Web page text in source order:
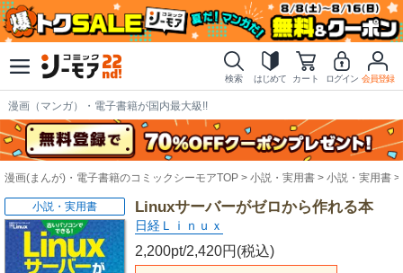
検索 はじめて カート ログイン 会員登録
漫画（マンガ）・電子書籍が国内最大級!!
漫画(まんが)・電子書籍のコミックシーモアTOP 小説・実用書 小説・実用書
Linuxサーバーがゼロから作れる本
日経Ｌｉｎｕｘ
2,200pt/2,420円(税込)
小説・実用書